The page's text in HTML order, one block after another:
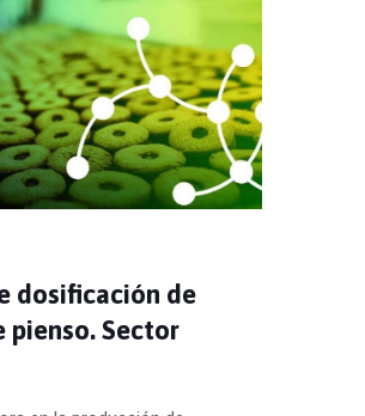
dosificación de
pienso. Sector